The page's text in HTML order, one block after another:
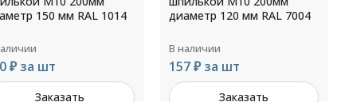
120 мм RAL 7004
₽ за шт
Заказать
диаметр 150 мм RAL 5005
В наличии
190 ₽ за шт
Заказать